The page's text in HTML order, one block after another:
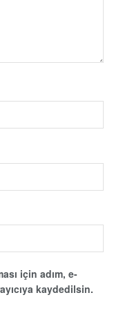
için adım, e-
kaydedilsin.